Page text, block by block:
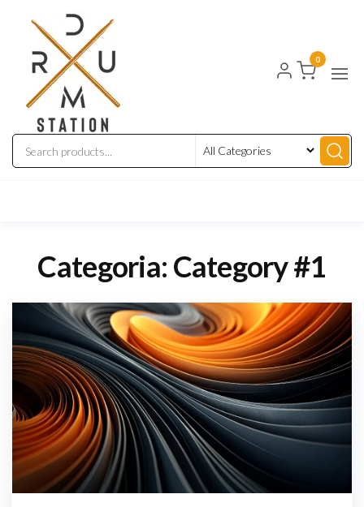
0
Categoria: Category #1